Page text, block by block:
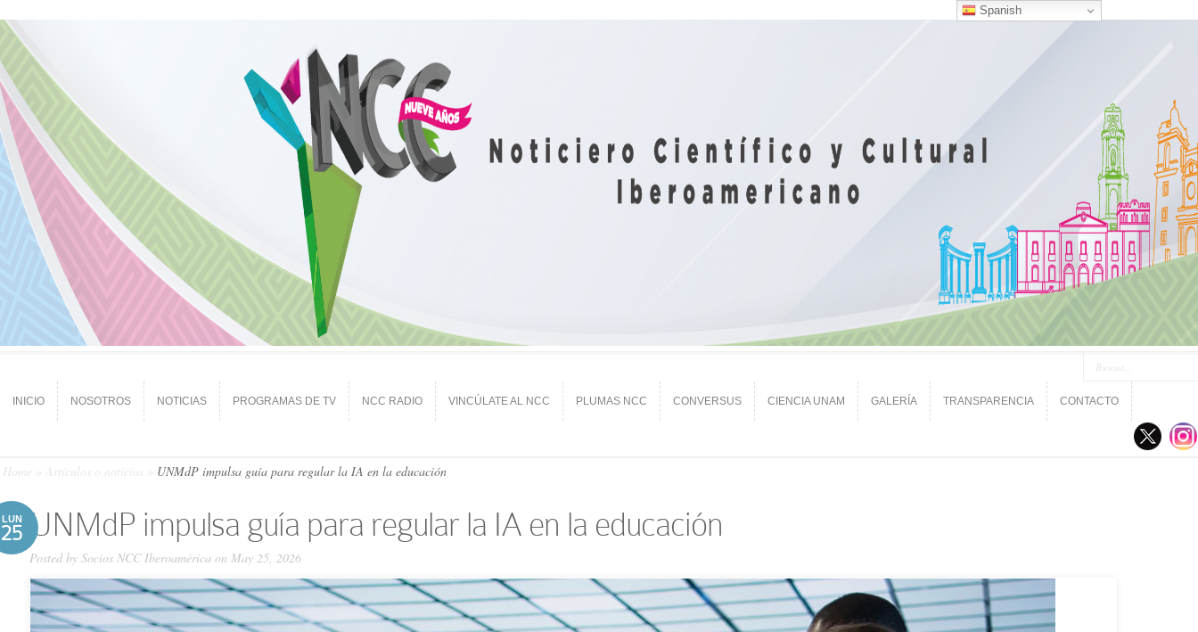
INICIO NOSOTROS NOTICIAS PROGRAMAS DE TV NCC RADIO VINCÚLATE AL NCC PLUMAS NCC CONVERSUS CIENCIA UNAM GALERÍA TRANSPARENCIA CONTACTO
Home Artículos o noticias UNMdP impulsa guía para regular la IA en la educación
LUN
25 UNMdP impulsa guía para regular la IA en la educación
Posted by Socios NCC Iberoamérica on May 25, 2026
Spanish